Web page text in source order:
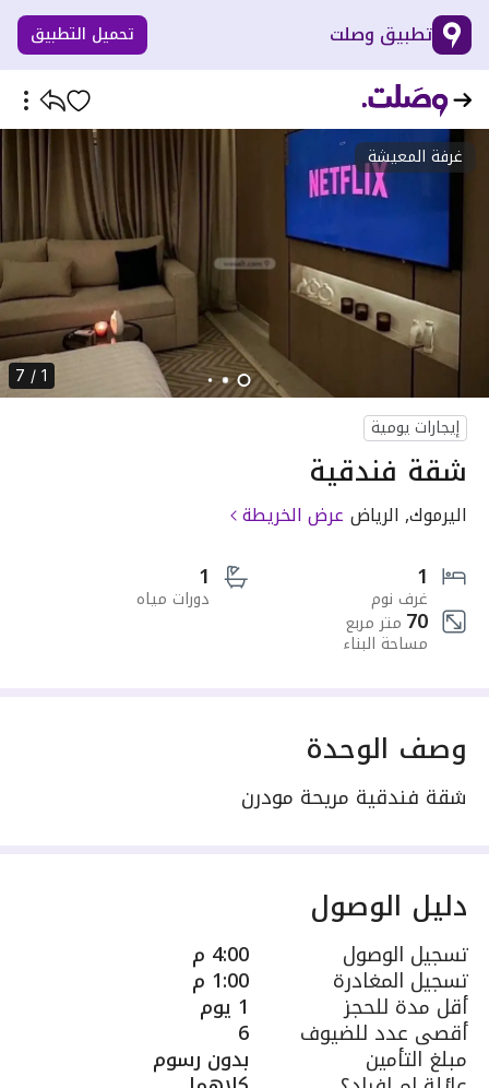
تطبيق وصلت تحميل التطبيق
غرفة المعيشة
1 / 7
إيجارات يومية
شقة فندقية
اليرموك, الرياض عرض الخريطة
1
غرف نوم
1
دورات مياه
70 متر مربع
مساحة البناء
وصف الوحدة
شقة فندقية مريحة مودرن
دليل الوصول
تسجيل الوصول 4:00 م
تسجيل المغادرة 1:00 م
أقل مدة للحجز 1 يوم
أقصى عدد للضيوف 6
مبلغ التأمين بدون رسوم